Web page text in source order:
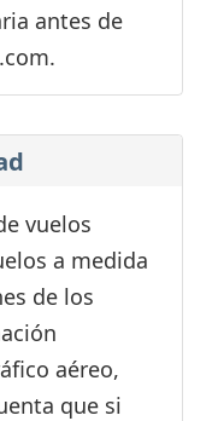
antes de
vuelos
a medida
de los
aéreo,
que si